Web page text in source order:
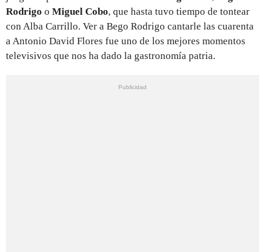
Rodrigo o Miguel Cobo, que hasta tuvo tiempo de tontear
con Alba Carrillo. Ver a Bego Rodrigo cantarle las cuarenta
a Antonio David Flores fue uno de los mejores momentos
televisivos que nos ha dado la gastronomía patria.